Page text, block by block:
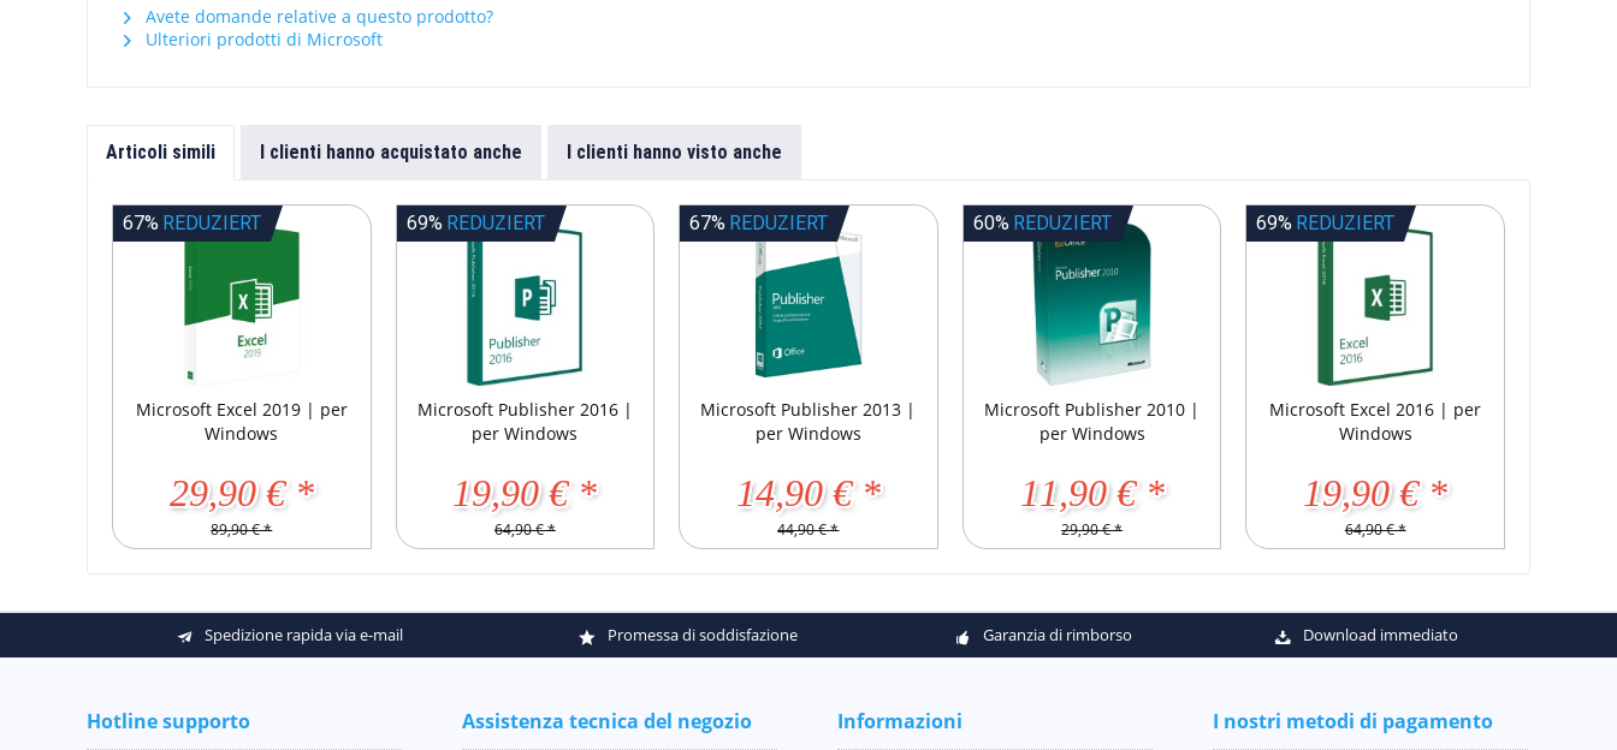
Avete domande relative a questo prodotto?
Ulteriori prodotti di Microsoft
Articoli simili I clienti hanno acquistato anche I clienti hanno visto anche
67% REDUZIERT
Microsoft Excel 2019 | per
Windows
29,90 € *
89,90 € *
69% REDUZIERT
Microsoft Publisher 2016 |
per Windows
19,90 € *
64,90 € *
67% REDUZIERT
Microsoft Publisher 2013 |
per Windows
14,90 € *
44,90 € *
60% REDUZIERT
Microsoft Publisher 2010 |
per Windows
11,90 € *
29,90 € *
69% REDUZIERT
Microsoft Excel 2016 | per
Windows
19,90 € *
64,90 € *
Spedizione rapida via e-mail Promessa di soddisfazione Garanzia di rimborso Download immediato
Hotline supporto Assistenza tecnica del negozio Informazioni I nostri metodi di pagamento